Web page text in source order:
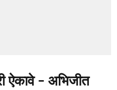
ऐकावे - अभिजीत